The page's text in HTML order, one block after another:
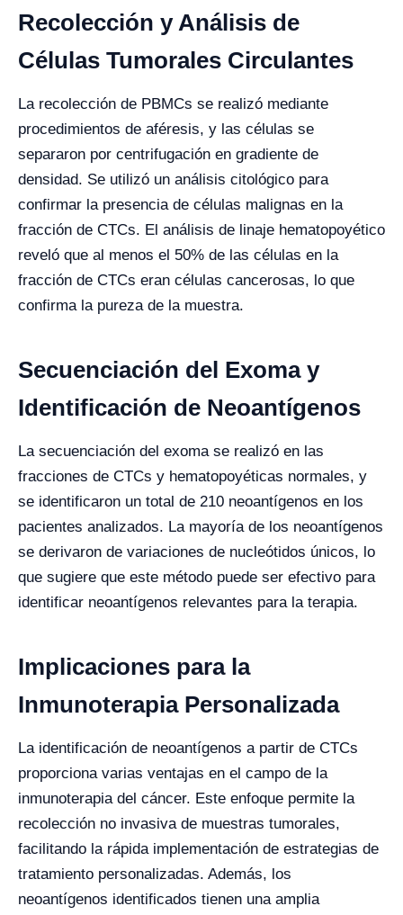
Recolección y Análisis de
Células Tumorales Circulantes
La recolección de PBMCs se realizó mediante
procedimientos de aféresis, y las células se
separaron por centrifugación en gradiente de
densidad. Se utilizó un análisis citológico para
confirmar la presencia de células malignas en la
fracción de CTCs. El análisis de linaje hematopoyético
reveló que al menos el 50% de las células en la
fracción de CTCs eran células cancerosas, lo que
confirma la pureza de la muestra.
Secuenciación del Exoma y
Identificación de Neoantígenos
La secuenciación del exoma se realizó en las
fracciones de CTCs y hematopoyéticas normales, y
se identificaron un total de 210 neoantígenos en los
pacientes analizados. La mayoría de los neoantígenos
se derivaron de variaciones de nucleótidos únicos, lo
que sugiere que este método puede ser efectivo para
identificar neoantígenos relevantes para la terapia.
Implicaciones para la
Inmunoterapia Personalizada
La identificación de neoantígenos a partir de CTCs
proporciona varias ventajas en el campo de la
inmunoterapia del cáncer. Este enfoque permite la
recolección no invasiva de muestras tumorales,
facilitando la rápida implementación de estrategias de
tratamiento personalizadas. Además, los
neoantígenos identificados tienen una amplia